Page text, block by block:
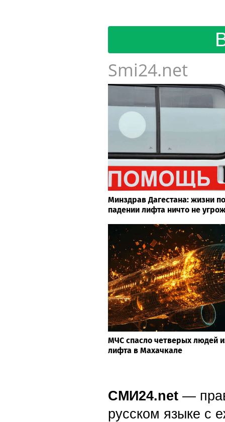
Smi24.net
Минздрав Дагестана: жизни
падении лифта ничто не
МЧС спасло четверых людей
лифта в Махачкале
СМИ24.net —
русском языке с